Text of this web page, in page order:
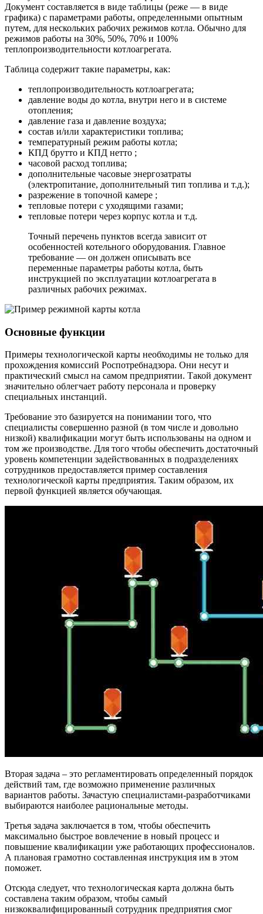
Документ составляется в виде таблицы (реже — в виде
графика) с параметрами работы, определенными опытным
путем, для нескольких рабочих режимов котла. Обычно для
режимов работы на 30%, 50%, 70% и 100%
теплопроизводительности котлоагрегата.
Таблица содержит такие параметры, как:
теплопроизводительность котлоагрегата;
давление воды до котла, внутри него и в системе
отопления;
давление газа и давление воздуха;
состав и/или характеристики топлива;
температурный режим работы котла;
КПД брутто и КПД нетто ;
часовой расход топлива;
дополнительные часовые энергозатраты
(электропитание, дополнительный тип топлива и т.д.);
разрежение в топочной камере ;
тепловые потери с уходящими газами;
тепловые потери через корпус котла и т.д.
Точный перечень пунктов всегда зависит от
особенностей котельного оборудования. Главное
требование — он должен описывать все
переменные параметры работы котла, быть
инструкцией по эксплуатации котлоагрегата в
различных рабочих режимах.
Основные функции
Примеры технологической карты необходимы не только для
прохождения комиссий Роспотребнадзора. Они несут и
практический смысл на самом предприятии. Такой документ
значительно облегчает работу персонала и проверку
специальных инстанций.
Требование это базируется на понимании того, что
специалисты совершенно разной (в том числе и довольно
низкой) квалификации могут быть использованы на одном и
том же производстве. Для того чтобы обеспечить достаточный
уровень компетенции задействованных в подразделениях
сотрудников предоставляется пример составления
технологической карты предприятия. Таким образом, их
первой функцией является обучающая.
Вторая задача – это регламентировать определенный порядок
действий там, где возможно применение различных
вариантов работы. Зачастую специалистами-разработчиками
выбираются наиболее рациональные методы.
Третья задача заключается в том, чтобы обеспечить
максимально быстрое вовлечение в новый процесс и
повышение квалификации уже работающих профессионалов.
А плановая грамотно составленная инструкция им в этом
поможет.
Отсюда следует, что технологическая карта должна быть
составлена таким образом, чтобы самый
низкоквалифицированный сотрудник предприятия смог